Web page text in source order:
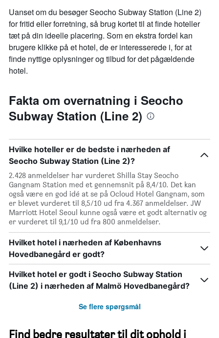
Uanset om du besøger Seocho Subway Station (Line 2)
for fritid eller forretning, så brug kortet til at finde hoteller
tæt på din ideelle placering. Som en ekstra fordel kan
brugere klikke på et hotel, de er interesserede i, for at
finde nyttige oplysninger og tilbud for det pågældende
hotel.
Fakta om overnatning i Seocho
Subway Station (Line 2)
Hvilke hoteller er de bedste i nærheden af
Seocho Subway Station (Line 2)?
2.428 anmeldelser har vurderet Shilla Stay Seocho
Gangnam Station med et gennemsnit på 8,4/10. Det kan
også være en god idé at se på Ocloud Hotel Gangnam, som
er blevet vurderet til 8,5/10 ud fra 4.367 anmeldelser. JW
Marriott Hotel Seoul kunne også være et godt alternativ og
er vurderet til 9,1/10 ud fra 800 anmeldelser.
Hvilket hotel i nærheden af Københavns
Hovedbanegård er godt?
Hvilket hotel er godt i Seocho Subway Station
(Line 2) i nærheden af Malmö Hovedbanegård?
Se flere spørgsmål
Find bedre resultater til dit ophold i